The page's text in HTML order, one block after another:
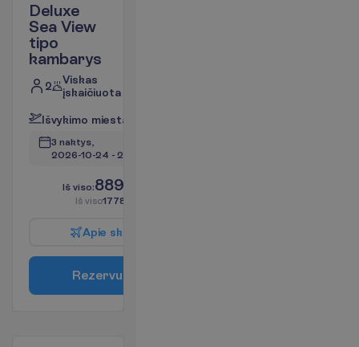
Deluxe
Sea View
tipo
kambarys
2
Viskas
įskaičiuota
Išvykimo miesta
3 naktys,
2026-10-24 - 2026-10-27
Iš viso:889.00
Iš viso1778.00
Apie sk
Rezervu